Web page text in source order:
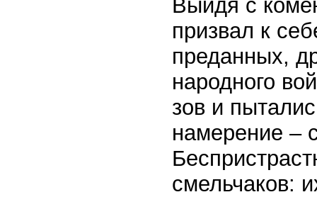
Выйдя с
призвал к
преданных,
народного
зов и
намерение –
смельчаков: